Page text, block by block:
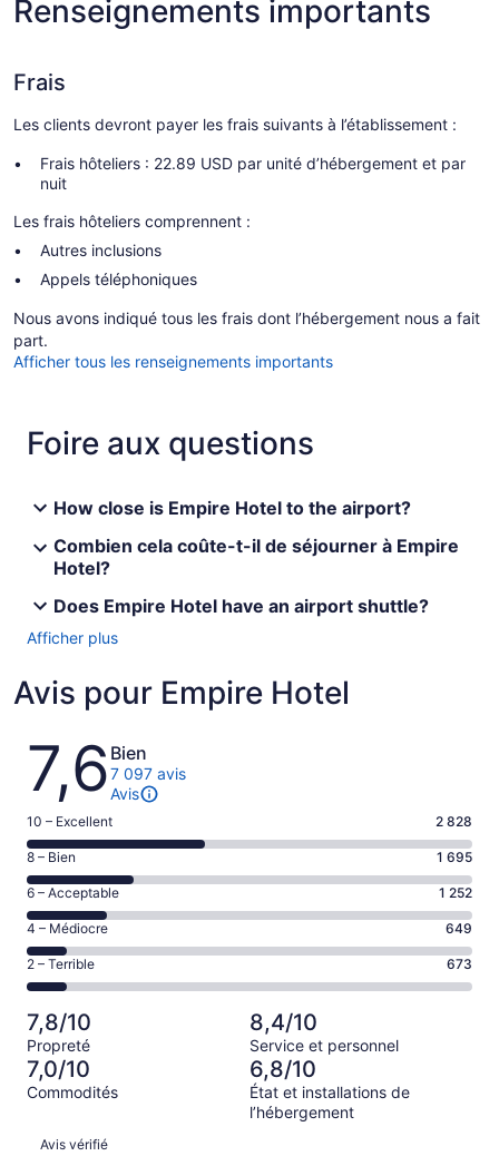
Renseignements importants
Frais
Les clients devront payer les frais suivants à l’établissement :
Frais hôteliers : 22.89 USD par unité d’hébergement et par
nuit
Les frais hôteliers comprennent :
Autres inclusions
Appels téléphoniques
Nous avons indiqué tous les frais dont l’hébergement nous a fait
part.
Afficher tous les renseignements importants
Foire aux questions
How close is Empire Hotel to the airport?
Combien cela coûte-t-il de séjourner à Empire
Hotel?
Does Empire Hotel have an airport shuttle?
Afficher plus
Avis pour Empire Hotel
Avis
7,6 Bien
7 097 avis
Avis
Note
de 10
–
Excellent,
d’après
2828 avis
sur 7097.
10 – Excellent 2 828
Note
de 8
–
Bien,
d’après
1695 avis
sur 7097.
8 – Bien 1 695
Note
de 6
–
Acceptable,
d’après
sur 7097.
6 – Acceptable 1 252
Note
de 4
–
Médiocre,
d’après
649 avis
sur 7097.
4 – Médiocre 649
Note
de 2
–
Terrible,
d’après
673 avis
sur 7097.
2 – Terrible 673
7,8/10
Propreté
8,4/10
Service et personnel
7,0/10
Commodités
6,8/10
État et installations de
l’hébergement
Avis
Avis vérifié